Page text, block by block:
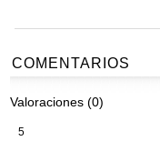
COMENTARIOS
Valoraciones (0)
5